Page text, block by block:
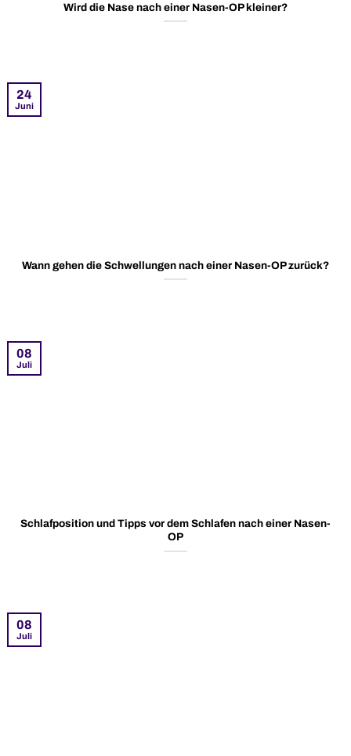
Wird die Nase nach einer Nasen-OP kleiner?
Wann gehen die Schwellungen nach einer Nasen-OP zurück?
24
Juni
Schlafposition und Tipps vor dem Schlafen nach einer Nasen-
OP
08
Juli
08
Juli